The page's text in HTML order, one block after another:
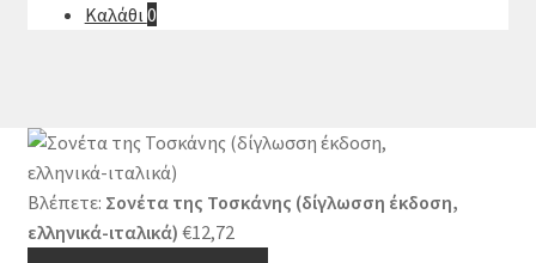
Καλάθι0
Βλέπετε: Σονέτα της Τοσκάνης (δίγλωσση έκδοση,
ελληνικά-ιταλικά) €12,72